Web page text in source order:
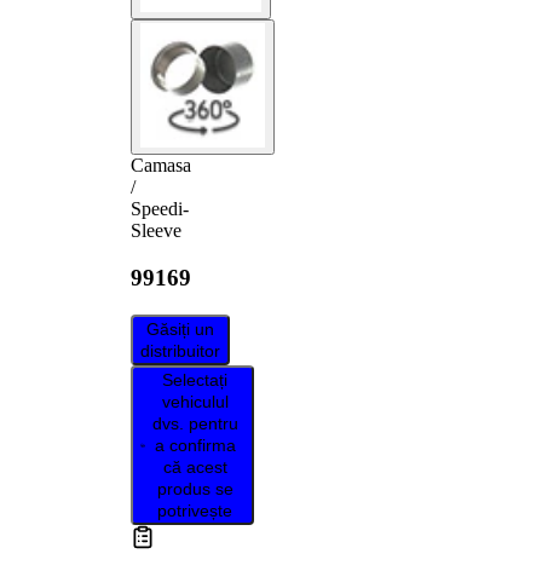
Camasa
/
Speedi-
Sleeve
99169
Găsiți un
distribuitor
Selectați
vehiculul
dvs. pentru
a confirma
că acest
produs se
potrivește